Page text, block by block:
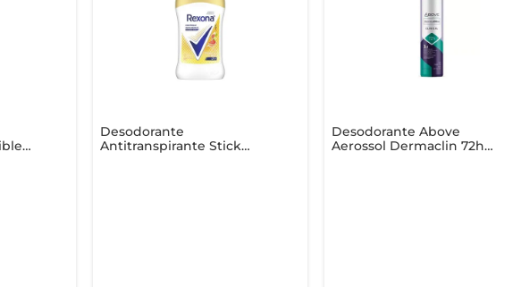
a proteção que você precisa para enfrentar o dia com confiança.
Desodorante
Antitranspirante Stick
Desodorante Above
Aerossol Dermaclin 72h